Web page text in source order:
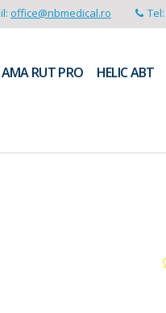
office@nbmedical.ro Tel:
AMA RUT PRO HELIC ABT